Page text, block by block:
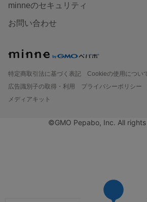
minneのセキュリティ
お問い合わせ
特定商取引法に基づく表記
Cookieの使用につい
広告識別子の取得・利用
プライバシーポリシー
メディアキット
©GMO Pepabo, Inc. All